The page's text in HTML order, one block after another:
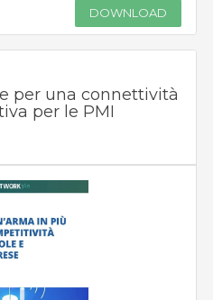
DOWNLOAD
per una connettività
per le PMI